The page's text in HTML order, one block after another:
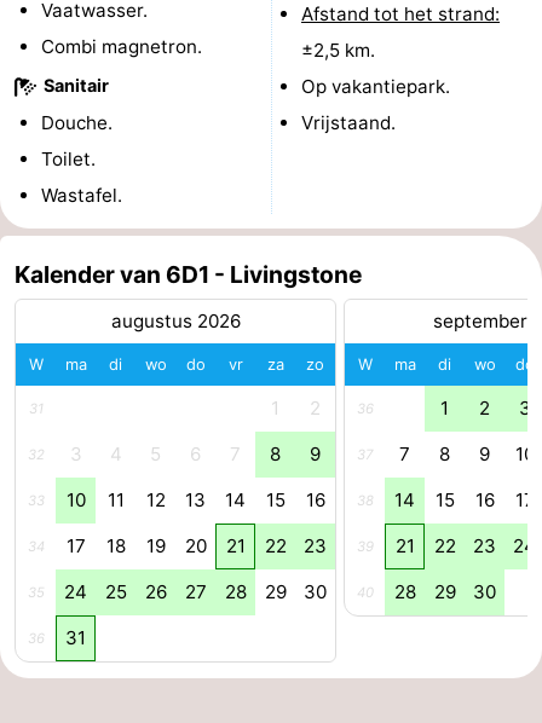
-
Zwembaden
-
Fietsen
Wandelen
-
Surfen
Duiken
Eten
drinken
Zeehonden
Evenementen
Praktisch
Jongeren
Vaatwasser.
Combi magnetron.
Sanitair
Douche.
Toilet.
Wastafel.
Afstand tot het strand:
±2,5 km.
Op vakantiepark.
Vrijstaand.
Kalender van 6D1 - Livingstone
augustus 2026
W ma di wo do vr za zo
31 1 2
32 3 4 5 6 7 8 9
33 10 11 12 13 14 15 16
34 17 18 19 20 21 22 23
35 24 25 26 27 28 29 30
36 31
september
W ma di wo do
36 1 2 3
37 7 8 9 10
38 14 15 16 17
39 21 22 23 24
40 28 29 30